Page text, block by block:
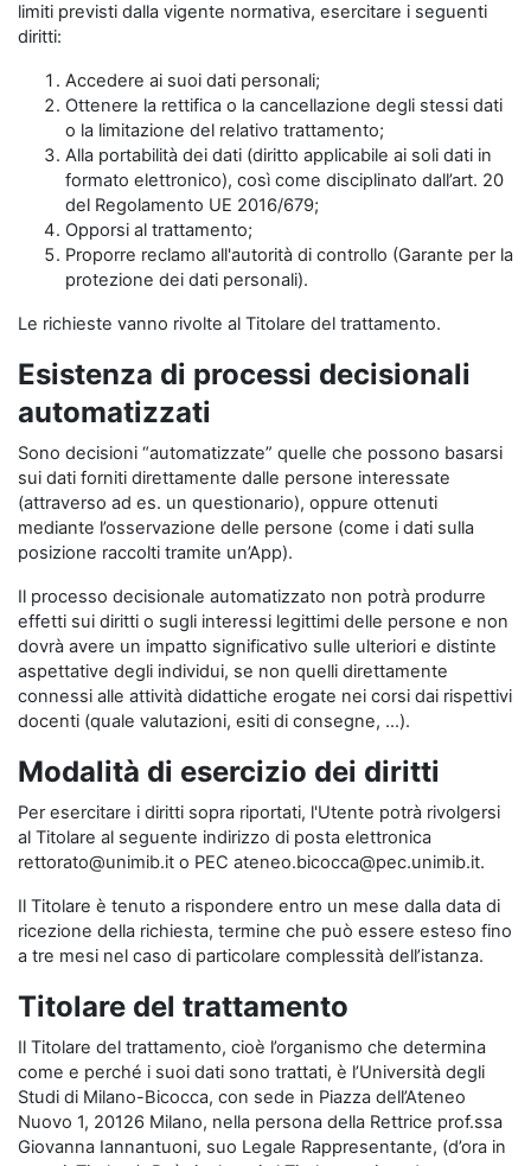
limiti previsti dalla vigente normativa, esercitare i seguenti
diritti:
Accedere ai suoi dati personali;
Ottenere la rettifica o la cancellazione degli stessi dati
o la limitazione del relativo trattamento;
Alla portabilità dei dati (diritto applicabile ai soli dati in
formato elettronico), così come disciplinato dall’art. 20
del Regolamento UE 2016/679;
Opporsi al trattamento;
Proporre reclamo all'autorità di controllo (Garante per la
protezione dei dati personali).
Le richieste vanno rivolte al Titolare del trattamento.
Esistenza di processi decisionali
automatizzati
Sono decisioni “automatizzate” quelle che possono basarsi
sui dati forniti direttamente dalle persone interessate
(attraverso ad es. un questionario), oppure ottenuti
mediante l’osservazione delle persone (come i dati sulla
posizione raccolti tramite un’App).
Il processo decisionale automatizzato non potrà produrre
effetti sui diritti o sugli interessi legittimi delle persone e non
dovrà avere un impatto significativo sulle ulteriori e distinte
aspettative degli individui, se non quelli direttamente
connessi alle attività didattiche erogate nei corsi dai rispettivi
docenti (quale valutazioni, esiti di consegne, …).
Modalità di esercizio dei diritti
Per esercitare i diritti sopra riportati, l'Utente potrà rivolgersi
al Titolare al seguente indirizzo di posta elettronica
rettorato@unimib.it o PEC ateneo.bicocca@pec.unimib.it.
Il Titolare è tenuto a rispondere entro un mese dalla data di
ricezione della richiesta, termine che può essere esteso fino
a tre mesi nel caso di particolare complessità dell’istanza.
Titolare del trattamento
Il Titolare del trattamento, cioè l’organismo che determina
come e perché i suoi dati sono trattati, è l’Università degli
Studi di Milano-Bicocca, con sede in Piazza dell’Ateneo
Nuovo 1, 20126 Milano, nella persona della Rettrice prof.ssa
Giovanna Iannantuoni, suo Legale Rappresentante, (d’ora in